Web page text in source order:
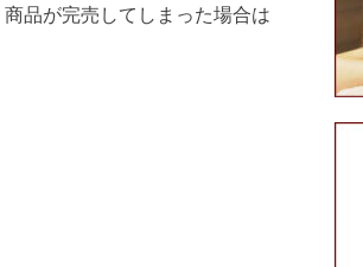
商品が完売してしまった場合は